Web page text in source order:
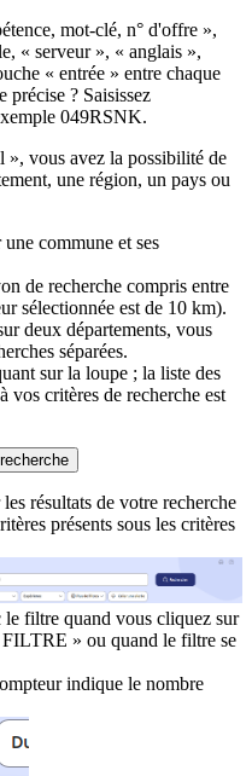
mot-clé, n° d'offre »,
« serveur », « anglais »,
« entrée » entre chaque
précise ? Saisissez
049RSNK.
», vous avez la possibilité de
une région, un pays ou
commune et ses
de recherche compris entre
sélectionnée est de 10 km).
deux départements, vous
séparées.
sur la loupe ; la liste des
vos critères de recherche est
résultats de votre recherche
présents sous les critères
le filtre quand vous cliquez sur
» ou quand le filtre se
indique le nombre